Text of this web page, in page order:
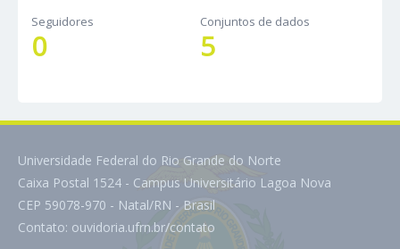
Seguidores
0
Conjuntos de dados
5
Universidade Federal do Rio Grande do Norte
Caixa Postal 1524 - Campus Universitário Lagoa Nova
CEP 59078-970 - Natal/RN - Brasil
Contato: ouvidoria.ufrn.br/contato